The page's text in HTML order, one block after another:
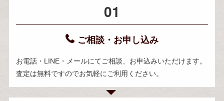
01
ご相談・お申し込み
お電話・LINE・メールにてご相談、お申込みいただけます。
査定は無料ですのでお気軽にご利用ください。